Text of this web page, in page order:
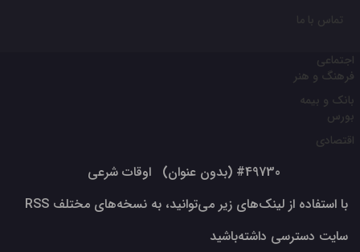
تماس با ما
اجتماعی
فرهنگ و هنر
بانک و بیمه
بورس
اقتصادی
#49730 (بدون عنوان)
اوقات شرعی
با استفاده از لینک‌های زیر می‌توانید، به نسخه‌های مختلف RSS
سایت دسترسی داشته‌باشید